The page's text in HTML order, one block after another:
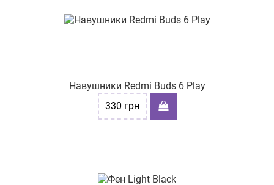
Навушники Redmi Buds 6 Play
330 грн